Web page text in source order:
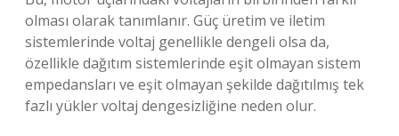
olması olarak tanımlanır. Güç üretim ve iletim
sistemlerinde voltaj genellikle dengeli olsa da,
özellikle dağıtım sistemlerinde eşit olmayan sistem
empedansları ve eşit olmayan şekilde dağıtılmış tek
fazlı yükler voltaj dengesizliğine neden olur.